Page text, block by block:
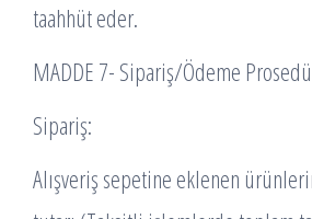
taahhüt eder.
MADDE 7- Sipariş/Ödeme
Sipariş:
Alışveriş sepetine eklenen